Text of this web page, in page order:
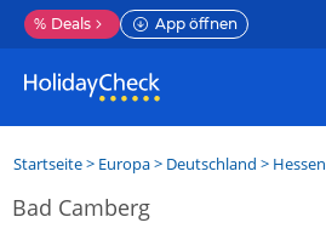
% Deals App öffnen
Startseite> Europa> Deutschland > Hessen
Bad Camberg